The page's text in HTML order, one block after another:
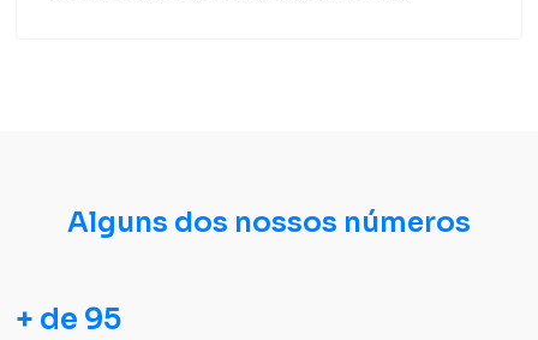
Alguns dos nossos números
+ de 95